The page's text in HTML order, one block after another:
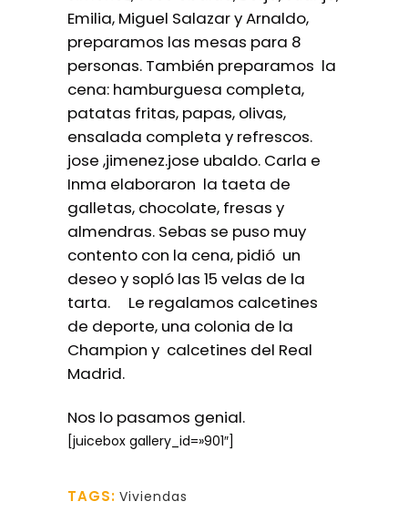
Emilia, Miguel Salazar y Arnaldo,
preparamos las mesas para 8
personas. También preparamos la
cena: hamburguesa completa,
patatas fritas, papas, olivas,
ensalada completa y refrescos.
jose ,jimenez.jose ubaldo. Carla e
Inma elaboraron la taeta de
galletas, chocolate, fresas y
almendras. Sebas se puso muy
contento con la cena, pidió un
deseo y sopló las 15 velas de la
tarta. Le regalamos calcetines
de deporte, una colonia de la
Champion y calcetines del Real
Madrid.
Nos lo pasamos genial.
[juicebox gallery_id=»901″]
TAGS: Viviendas